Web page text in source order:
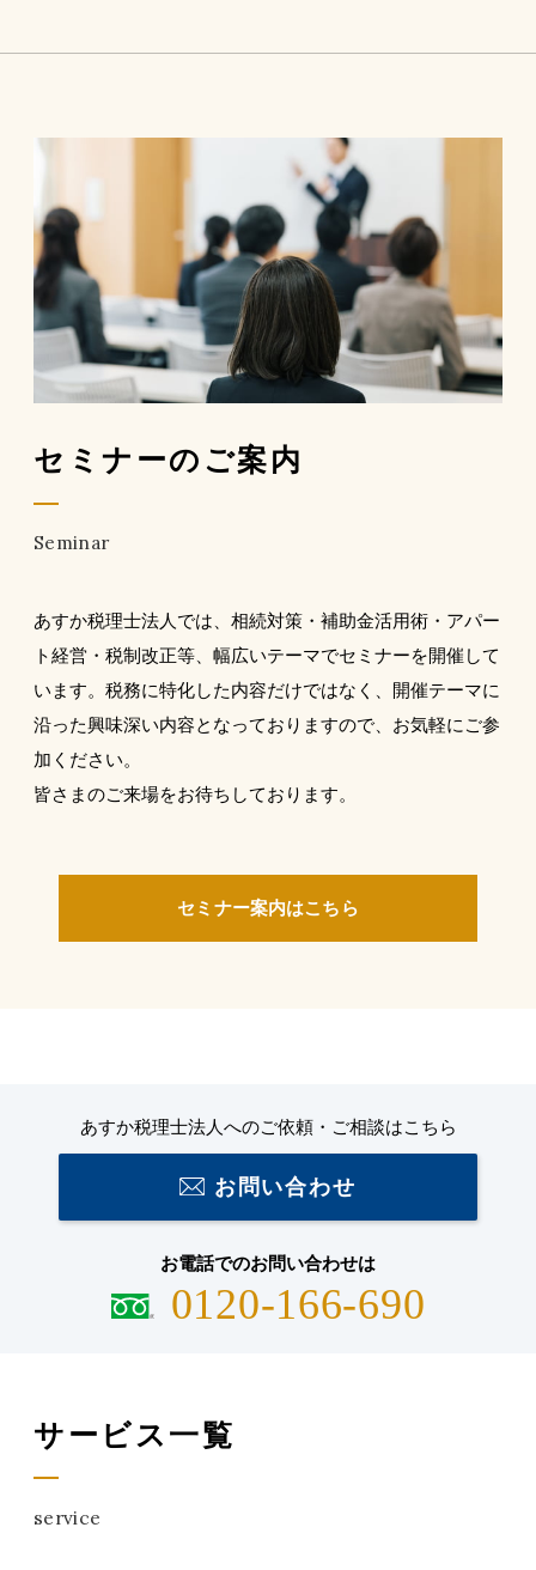
セミナーのご案内
Seminar
あすか税理士法人では、相続対策・補助金活用術・アパー
ト経営・税制改正等、幅広いテーマでセミナーを開催して
います。税務に特化した内容だけではなく、開催テーマに
沿った興味深い内容となっておりますので、お気軽にご参
加ください。
皆さまのご来場をお待ちしております。
セミナー案内はこちら
あすか税理士法人へのご依頼・ご相談はこちら
お問い合わせ
お電話でのお問い合わせは
0120-166-690
サービス一覧
service